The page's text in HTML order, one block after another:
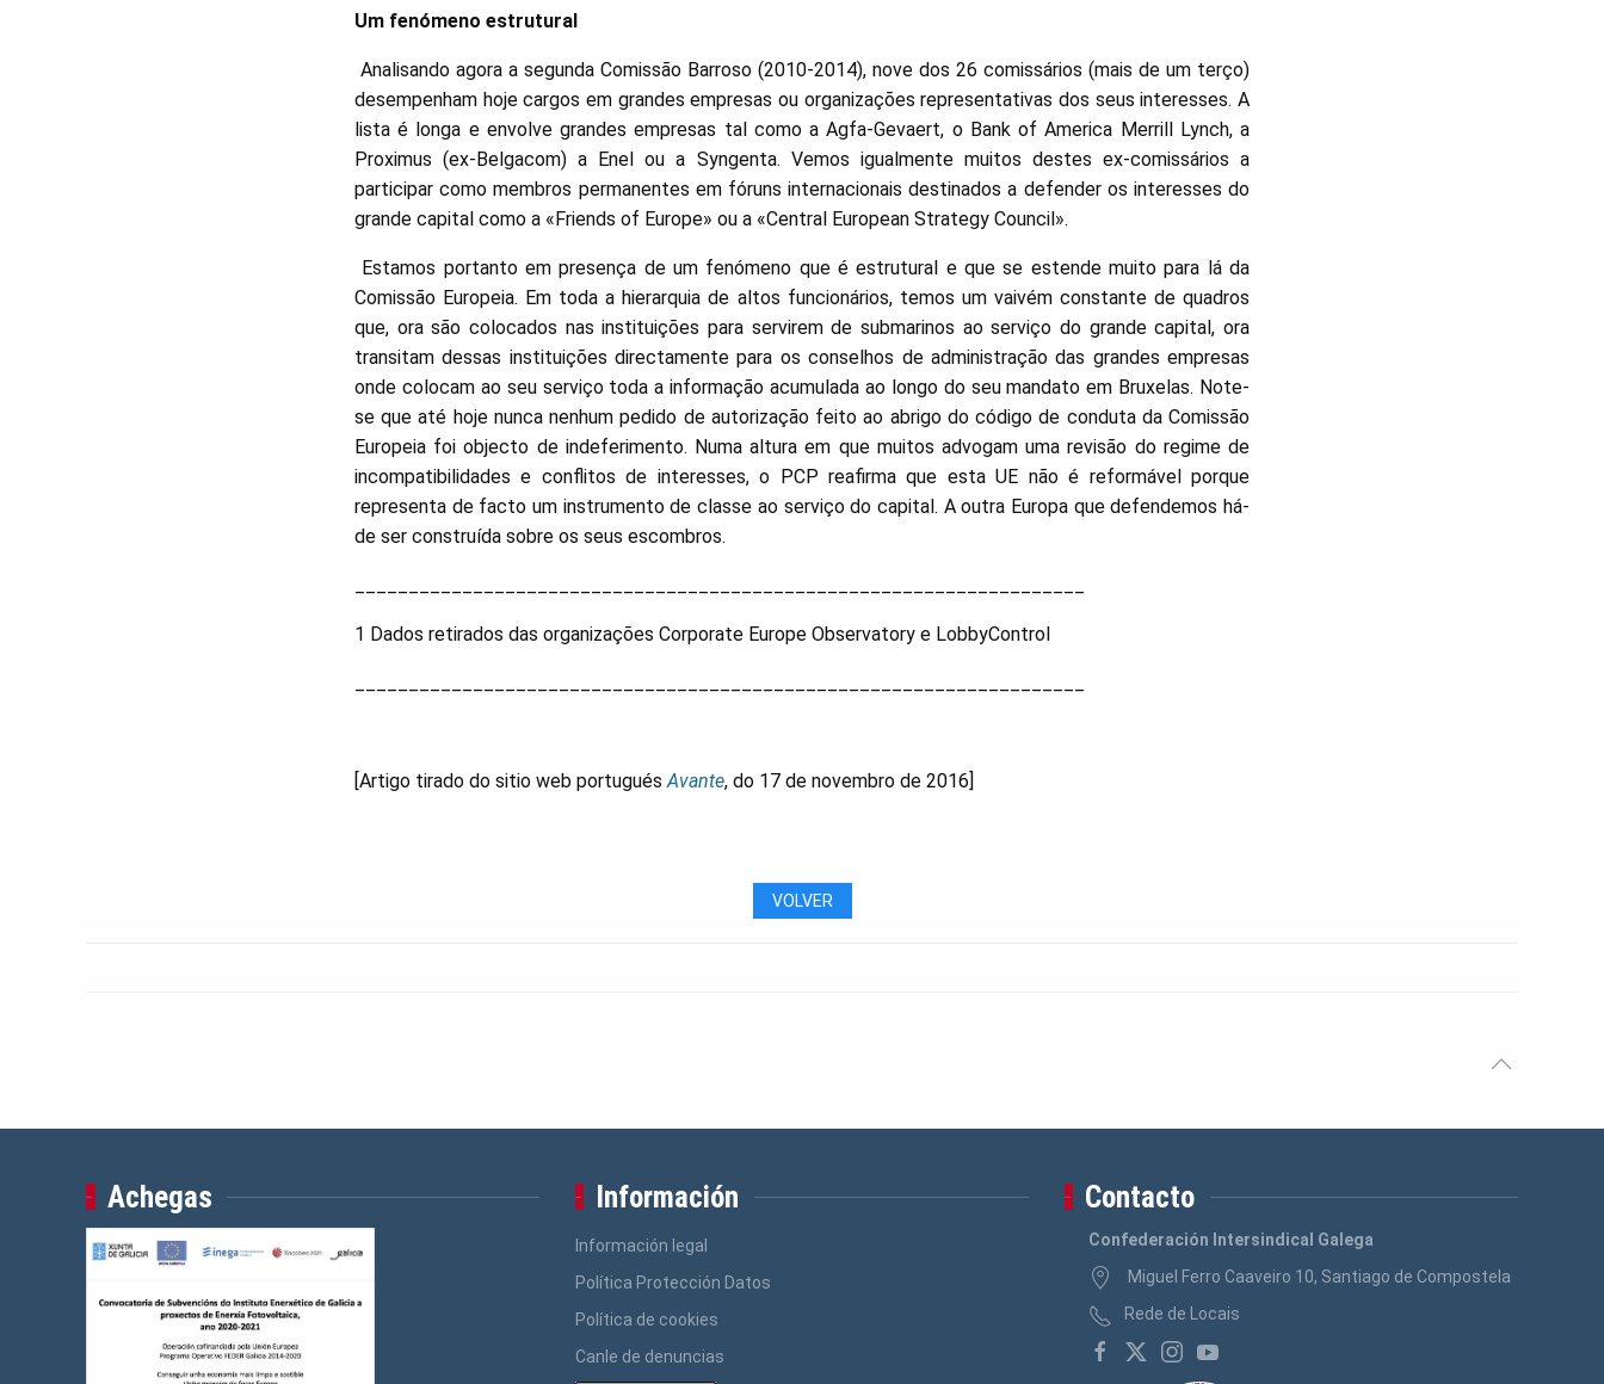
Um fenómeno estrutural
Analisando agora a segunda Comissão Barroso (2010-2014), nove dos 26 comissários (mais de um terço)
desempenham hoje cargos em grandes empresas ou organizações representativas dos seus interesses. A
lista é longa e envolve grandes empresas tal como a Agfa-Gevaert, o Bank of America Merrill Lynch, a
Proximus (ex-Belgacom) a Enel ou a Syngenta. Vemos igualmente muitos destes ex-comissários a
participar como membros permanentes em fóruns internacionais destinados a defender os interesses do
grande capital como a «Friends of Europe» ou a «Central European Strategy Council».
Estamos portanto em presença de um fenómeno que é estrutural e que se estende muito para lá da
Comissão Europeia. Em toda a hierarquia de altos funcionários, temos um vaivém constante de quadros
que, ora são colocados nas instituições para servirem de submarinos ao serviço do grande capital, ora
transitam dessas instituições directamente para os conselhos de administração das grandes empresas
onde colocam ao seu serviço toda a informação acumulada ao longo do seu mandato em Bruxelas. Note-
se que até hoje nunca nenhum pedido de autorização feito ao abrigo do código de conduta da Comissão
Europeia foi objecto de indeferimento. Numa altura em que muitos advogam uma revisão do regime de
incompatibilidades e conflitos de interesses, o PCP reafirma que esta UE não é reformável porque
representa de facto um instrumento de classe ao serviço do capital. A outra Europa que defendemos há-
de ser construída sobre os seus escombros.
1 Dados retirados das organizações Corporate Europe Observatory e LobbyControl
[Artigo tirado do sitio web portuguésAvante, do 17 de novembro de 2016]
VOLVER
Achegas Información
Información legal
Política Protección Datos
Política de cookies
Canle de denuncias
Contacto
Confederación Intersindical Galega
Miguel Ferro Caaveiro 10, Santiago de Compostela
Rede de Locais